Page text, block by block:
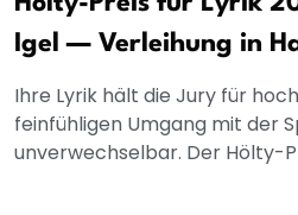
Igel — Verleihung in
Ihre Lyrik hält die Jury für
feinfühligen Umgang mit der
unverwechselbar. Der Hölty-